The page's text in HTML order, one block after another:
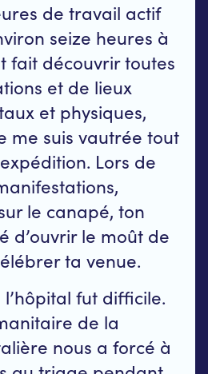
de travail actif
seize heures à
fait découvrir toutes
et de lieux
et physiques,
me suis vautrée tout
Lors de
le canapé, ton
d’ouvrir le moût de
ta venue.
fut difficile.
de la
nous a forcé à